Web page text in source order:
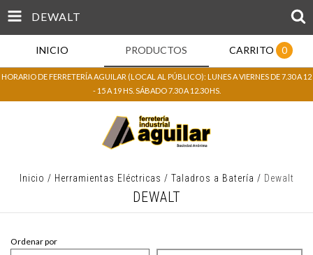
DEWALT
INICIO PRODUCTOS CARRITO 0
HORARIO DE FERRETERÍA AGUILAR (LOCAL AL PÚBLICO): LUNES A VIERNES DE 7.30 A 12
- 15 A 19 HS. SÁBADO 7.30 A 12.30 HS.
Inicio / Herramientas Eléctricas / Taladros a Batería / Dewalt
DEWALT
Ordenar por